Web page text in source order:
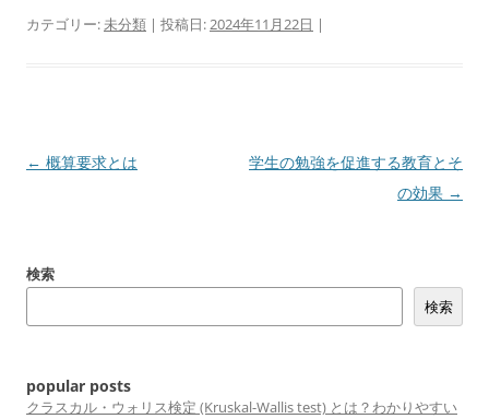
カテゴリー:未分類 | 投稿日:2024年11月22日 |
投
ゲ
ン
← 概算要求とは
学生の勉強を促進する教育とそ
の効果 →
検索
検索
popular posts
クラスカル・ウォリス検定 (Kruskal-Wallis test) とは？わかりやすい